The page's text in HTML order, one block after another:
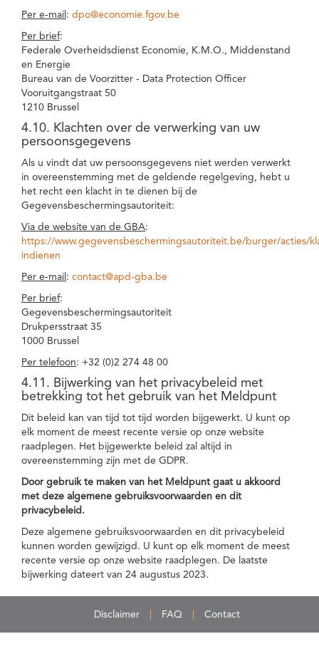
Per e-mail : dpo@economie.fgov.be
Per brief:
Federale Overheidsdienst Economie, K.M.O., Middenstand
en Energie
Bureau van de Voorzitter - Data Protection Officer
Vooruitgangstraat 50
1210 Brussel
4.10. Klachten over de verwerking van uw
persoonsgegevens
Als u vindt dat uw persoonsgegevens niet werden verwerkt
in overeenstemming met de geldende regelgeving, hebt u
het recht een klacht in te dienen bij de
Gegevensbeschermingsautoriteit:
Via de website van de GBA:
https://www.gegevensbeschermingsautoriteit.be/burger/acties/
indienen
Per e-mail : contact@apd-gba.be
Per brief:
Gegevensbeschermingsautoriteit
Drukpersstraat 35
1000 Brussel
Per telefoon: +32 (0)2 274 48 00
4.11. Bijwerking van het privacybeleid met
betrekking tot het gebruik van het Meldpunt
Dit beleid kan van tijd tot tijd worden bijgewerkt. U kunt op
elk moment de meest recente versie op onze website
raadplegen. Het bijgewerkte beleid zal altijd in
overeenstemming zijn met de GDPR.
Door gebruik te maken van het Meldpunt gaat u akkoord
met deze algemene gebruiksvoorwaarden en dit
privacybeleid.
Deze algemene gebruiksvoorwaarden en dit privacybeleid
kunnen worden gewijzigd. U kunt op elk moment de meest
recente versie op onze website raadplegen. De laatste
bijwerking dateert van 24 augustus 2023.
Disclaimer FAQ Contact